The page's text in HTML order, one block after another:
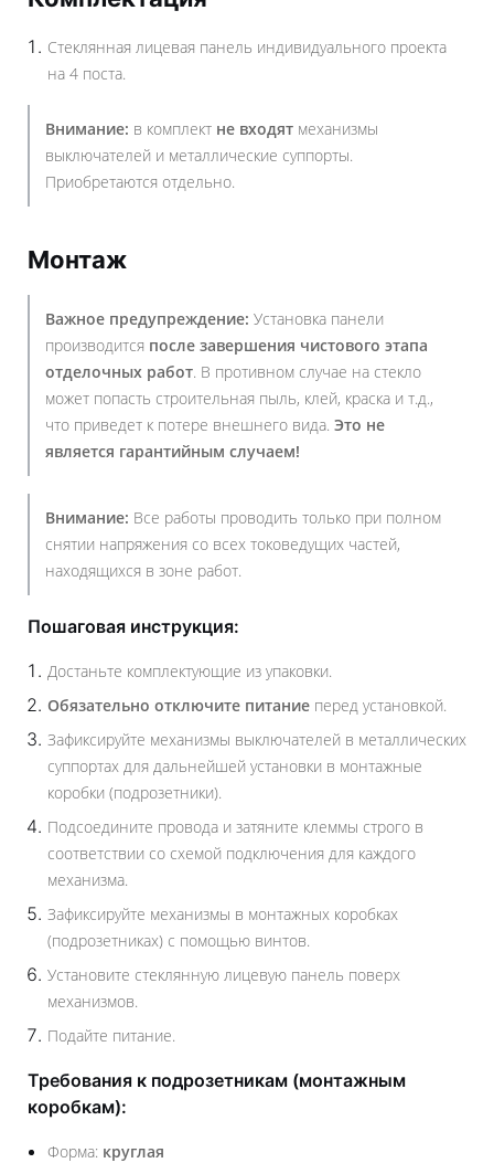
Стеклянная лицевая панель индивидуального проекта
на 4 поста.
Внимание: в комплект не входят механизмы
выключателей и металлические суппорты.
Приобретаются отдельно.
Монтаж
Важное предупреждение: Установка панели
производится после завершения чистового этапа
отделочных работ. В противном случае на стекло
может попасть строительная пыль, клей, краска и т.д.,
что приведет к потере внешнего вида. Это не
является гарантийным случаем!
Внимание: Все работы проводить только при полном
снятии напряжения со всех токоведущих частей,
находящихся в зоне работ.
Пошаговая инструкция:
Достаньте комплектующие из упаковки.
Обязательно отключите питание перед установкой.
Зафиксируйте механизмы выключателей в металлических
суппортах для дальнейшей установки в монтажные
коробки (подрозетники).
Подсоедините провода и затяните клеммы строго в
соответствии со схемой подключения для каждого
механизма.
Зафиксируйте механизмы в монтажных коробках
(подрозетниках) с помощью винтов.
Установите стеклянную лицевую панель поверх
механизмов.
Подайте питание.
Требования к подрозетникам (монтажным
коробкам):
Форма: круглая